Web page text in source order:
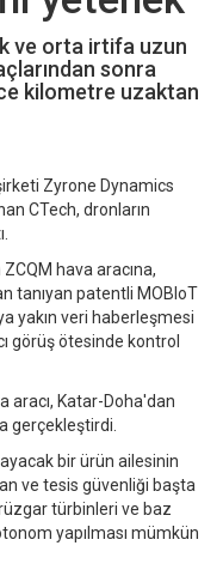
ve orta irtifa uzun
sonra
kilometre uzaktan
Zyrone Dynamics
CTech, dronların
hava aracına,
tanıyan patentli MOBIoT
yakın veri haberleşmesi
görüş ötesinde kontrol
aracı, Katar-Doha'dan
gerçekleştirdi.
bir ürün ailesinin
ve tesis güvenliği başta
türbinleri ve baz
yapılması mümkün